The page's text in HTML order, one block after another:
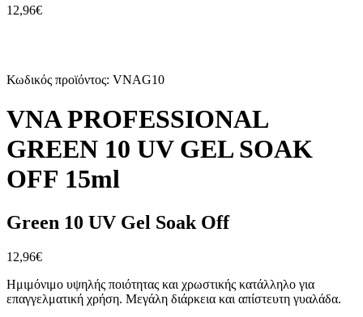
12,96€
Κωδικός προϊόντος: VNAG10
VNA PROFESSIONAL
GREEN 10 UV GEL SOAK
OFF 15ml
Green 10 UV Gel Soak Off
12,96€
Ημιμόνιμο υψηλής ποιότητας και χρωστικής κατάλληλο για
επαγγελματική χρήση. Μεγάλη διάρκεια και απίστευτη γυαλάδα.